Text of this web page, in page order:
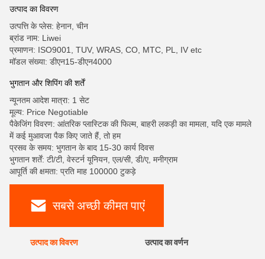
उत्पाद का विवरण
उत्पत्ति के प्लेस: हेनान, चीन
ब्रांड नाम: Liwei
प्रमाणन: ISO9001, TUV, WRAS, CO, MTC, PL, IV etc
मॉडल संख्या: डीएन15-डीएन4000
भुगतान और शिपिंग की शर्तें
न्यूनतम आदेश मात्रा: 1 सेट
मूल्य: Price Negotiable
पैकेजिंग विवरण: आंतरिक प्लास्टिक की फिल्म, बाहरी लकड़ी का मामला, यदि एक मामले
में कई मुआवजा पैक किए जाते हैं, तो हम
प्रसव के समय: भुगतान के बाद 15-30 कार्य दिवस
भुगतान शर्तें: टी/टी, वेस्टर्न यूनियन, एल/सी, डी/ए, मनीग्राम
आपूर्ति की क्षमता: प्रति माह 100000 टुकड़े
सबसे अच्छी कीमत पाएं
उत्पाद का विवरण उत्पाद का वर्णन